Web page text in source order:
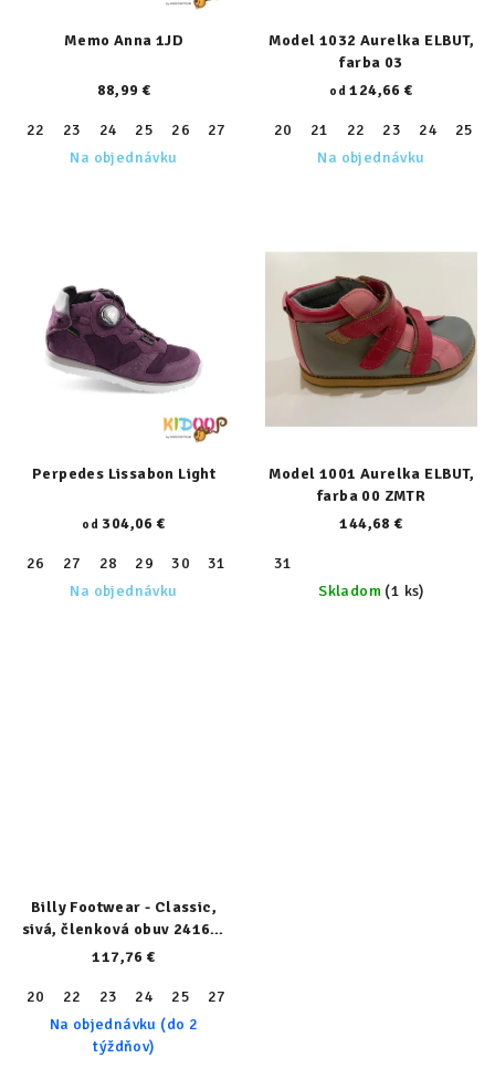
Memo Anna 1JD
88,99 €
22 23 24 25 26 27 29 30
31
Na objednávku
Model 1032 Aurelka ELBUT,
farba 03
od 124,66 €
20 21 22 23 24 25
Na objednávku
Perpedes Lissabon Light
od 304,06 €
26 27 28 29 30 31 33
Na objednávku
Model 1001 Aurelka ELBUT,
farba 00 ZMTR
144,68 €
31
Skladom (1 ks)
Billy Footwear - Classic,
sivá, členková obuv 24167-
050-W
117,76 €
20 22 23 24 25 27
Na objednávku (do 2
týždňov)